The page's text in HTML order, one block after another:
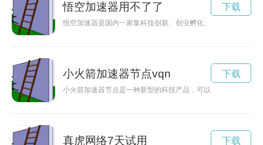
悟空加速器用不了了
悟空加速器是国内一家集科技创新、创业孵化、投资加速于一
下载
小火箭加速器节点vqn
小火箭加速器节点是一种新型的科技产品，可以加速小火箭的
下载
真虎网络7天试用 下载